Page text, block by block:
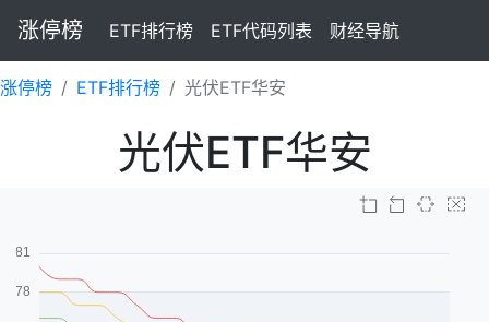
涨停榜 ETF排行榜 ETF代码列表 财经导航
涨停榜 ETF排行榜 光伏ETF华安
光伏ETF华安